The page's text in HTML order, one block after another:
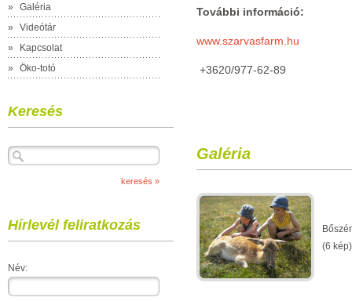
»
Galéria
»
Videótár
»
Kapcsolat
»
Öko-totó
Keresés
Hírlevél feliratkozás
Név:
További információ:
www.szarvasfarm.hu
+3620/977-62-89
Galéria
(6 kép)